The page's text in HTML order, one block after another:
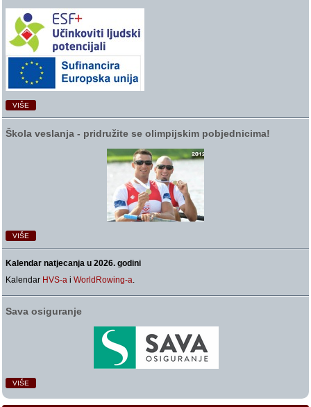
VIŠE
Škola veslanja ‑ pridružite se olimpijskim pobjednicima!
VIŠE
Kalendar natjecanja u 2026. godini
Kalendar HVS-a iWorldRowing-a.
Sava osiguranje
VIŠE